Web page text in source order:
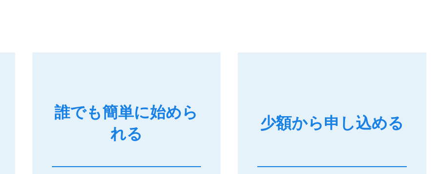
誰でも簡単に始めら
れる
少額から申し込める